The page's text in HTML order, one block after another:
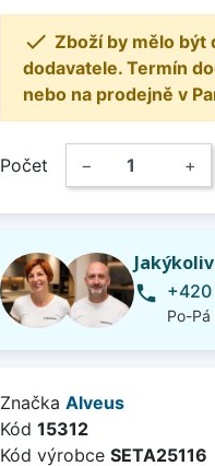
 Zboží by mělo být
dodavatele. Termín
nebo na prodejně v
Počet − +
phone +420
Po-
Značka Alveus
Kód 15312
Kód výrobce SETA25116